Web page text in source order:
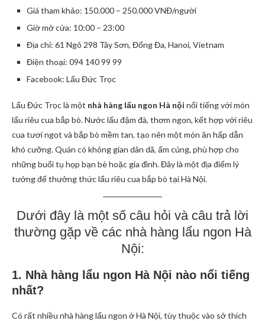
Giá tham khảo: 150.000 – 250.000 VNĐ/người
Giờ mở cửa: 10:00 – 23:00
Địa chỉ: 61 Ngõ 298 Tây Sơn, Đống Đa, Hanoi, Vietnam
Điện thoại: 094 140 99 99
Facebook: Lẩu Đức Trọc
Lẩu Đức Trọc là một nhà hàng lẩu ngon Hà nội nổi tiếng với món
lẩu riêu cua bắp bò. Nước lẩu đậm đà, thơm ngon, kết hợp với riêu
cua tươi ngọt và bắp bò mềm tan, tạo nên một món ăn hấp dẫn
khó cưỡng. Quán có không gian dân dã, ấm cúng, phù hợp cho
những buổi tụ họp bạn bè hoặc gia đình. Đây là một địa điểm lý
tưởng để thưởng thức lẩu riêu cua bắp bò tại Hà Nội.
Dưới đây là một số câu hỏi và câu trả lời
thường gặp về các nhà hàng lẩu ngon Hà
Nội:
1. Nhà hàng lẩu ngon Hà Nội nào nổi tiếng
nhất?
Có rất nhiều nhà hàng lẩu ngon ở Hà Nội, tùy thuộc vào sở thích